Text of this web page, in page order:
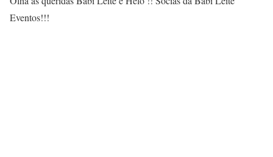
Eventos!!!